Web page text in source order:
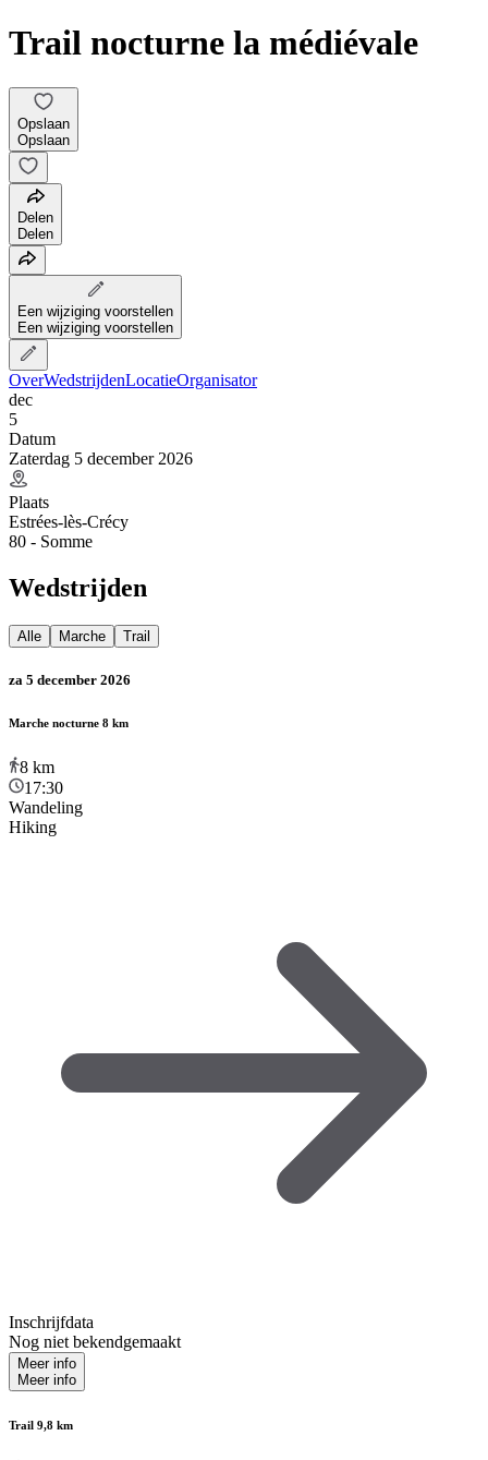
Trail nocturne la médiévale
Opslaan
Opslaan
Delen
Delen
Een wijziging voorstellen
Een wijziging voorstellen
OverWedstrijdenLocatieOrganisator
dec
5
Datum
Zaterdag 5 december 2026
Plaats
Estrées-lès-Crécy
80 - Somme
Wedstrijden
Alle Marche Trail
za 5 december 2026
Marche nocturne 8 km
8 km
17:30
Wandeling
Hiking
Inschrijfdata
Nog niet bekendgemaakt
Meer info
Meer info
Trail 9,8 km